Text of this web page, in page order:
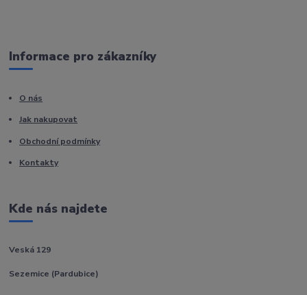
Informace pro zákazníky
O nás
Jak nakupovat
Obchodní podmínky
Kontakty
Kde nás najdete
Veská 129
Sezemice (Pardubice)